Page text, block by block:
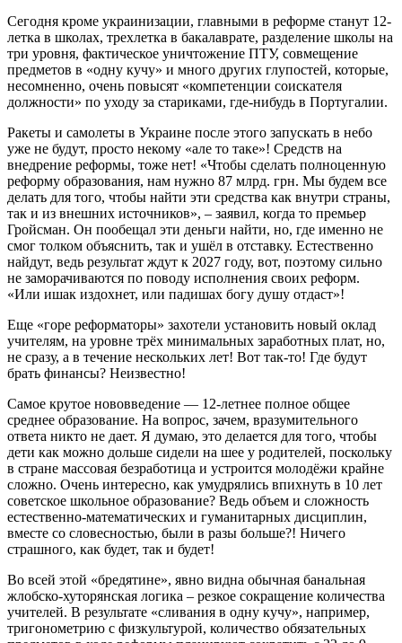
Сегодня кроме украинизации, главными в реформе станут 12-
летка в школах, трехлетка в бакалаврате, разделение школы на
три уровня, фактическое уничтожение ПТУ, совмещение
предметов в «одну кучу» и много других глупостей, которые,
несомненно, очень повысят «компетенции соискателя
должности» по уходу за стариками, где-нибудь в Португалии.
Ракеты и самолеты в Украине после этого запускать в небо
уже не будут, просто некому «але то таке»! Средств на
внедрение реформы, тоже нет! «Чтобы сделать полноценную
реформу образования, нам нужно 87 млрд. грн. Мы будем все
делать для того, чтобы найти эти средства как внутри страны,
так и из внешних источников», – заявил, когда то премьер
Гройсман. Он пообещал эти деньги найти, но, где именно не
смог толком объяснить, так и ушёл в отставку. Естественно
найдут, ведь результат ждут к 2027 году, вот, поэтому сильно
не заморачиваются по поводу исполнения своих реформ.
«Или ишак издохнет, или падишах богу душу отдаст»!
Еще «горе реформаторы» захотели установить новый оклад
учителям, на уровне трёх минимальных заработных плат, но,
не сразу, а в течение нескольких лет! Вот так-то! Где будут
брать финансы? Неизвестно!
Самое крутое нововведение — 12-летнее полное общее
среднее образование. На вопрос, зачем, вразумительного
ответа никто не дает. Я думаю, это делается для того, чтобы
дети как можно дольше сидели на шее у родителей, поскольку
в стране массовая безработица и устроится молодёжи крайне
сложно. Очень интересно, как умудрялись впихнуть в 10 лет
советское школьное образование? Ведь объем и сложность
естественно-математических и гуманитарных дисциплин,
вместе со словесностью, были в разы больше?! Ничего
страшного, как будет, так и будет!
Во всей этой «бредятине», явно видна обычная банальная
жлобско-хуторянская логика – резкое сокращение количества
учителей. В результате «сливания в одну кучу», например,
тригонометрию с физкультурой, количество обязательных